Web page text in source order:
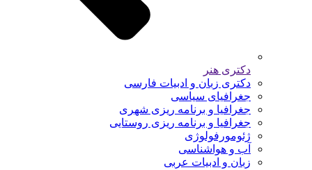
دکتری هنر
دکتری زبان و ادبیات فارسی
جغرافیای سیاسی
جغرافیا و برنامه ریزی شهری
جغرافیا و برنامه ریزی روستایی
ژئومورفولوژی
آب و هواشناسی
زبان و ادبیات عربی